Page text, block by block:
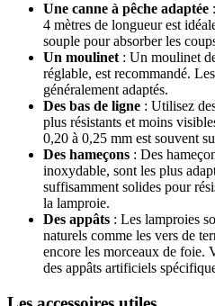
Une canne à pêche adaptée
4 mètres de longueur est
souple pour absorber les
Un moulinet : Un moulinet
réglable, est recommandé.
généralement adaptés.
Des bas de ligne : Utilisez
plus résistants et moins
0,20 à 0,25 mm est souvent
Des hameçons : Des
inoxydable, sont les plus
suffisamment solides pour
la lamproie.
Des appâts : Les lamproies
naturels comme les vers de
encore les morceaux de foie.
des appâts artificiels